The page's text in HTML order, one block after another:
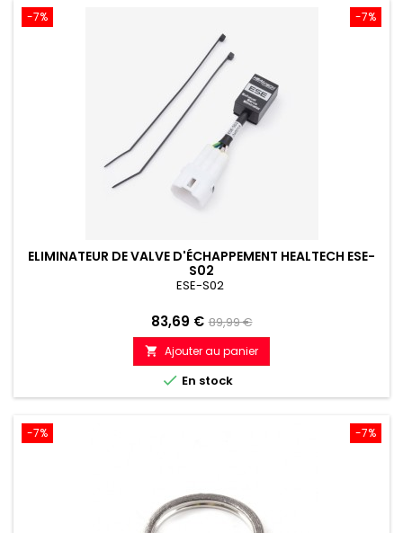
-7%
-7%
ELIMINATEUR DE VALVE D'ÉCHAPPEMENT HEALTECH ESE-
S02
ESE-S02
Prix
83,69 € Prix
de
référence
89,99 €
 Ajouter au panier
 En stock
-7%
-7%